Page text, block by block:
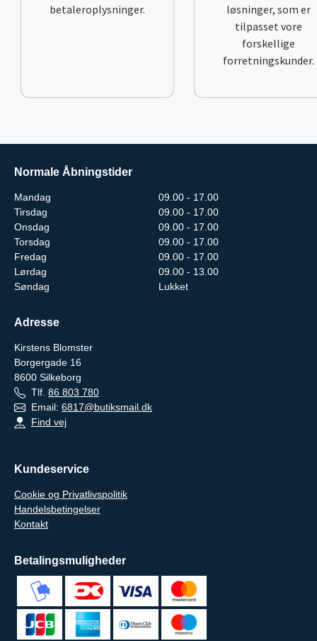
betaleroplysninger.
løsninger, som er
tilpasset vore
forskellige
forretningskunder.
Normale Åbningstider
Mandag
09.00 - 17.00
Tirsdag
09.00 - 17.00
Onsdag
09.00 - 17.00
Torsdag
09.00 - 17.00
Fredag
09.00 - 17.00
Lørdag
09.00 - 13.00
Søndag
Lukket
Adresse
Kirstens Blomster
Borgergade 16
8600 Silkeborg
Tlf. 86 803 780
Email: 6817@butiksmail.dk
Find vej
Kundeservice
Cookie og Privatlivspolitik
Handelsbetingelser
Kontakt
Betalingsmuligheder